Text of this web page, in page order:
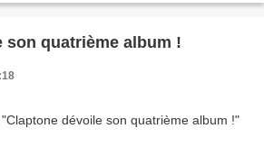
son quatrième album !